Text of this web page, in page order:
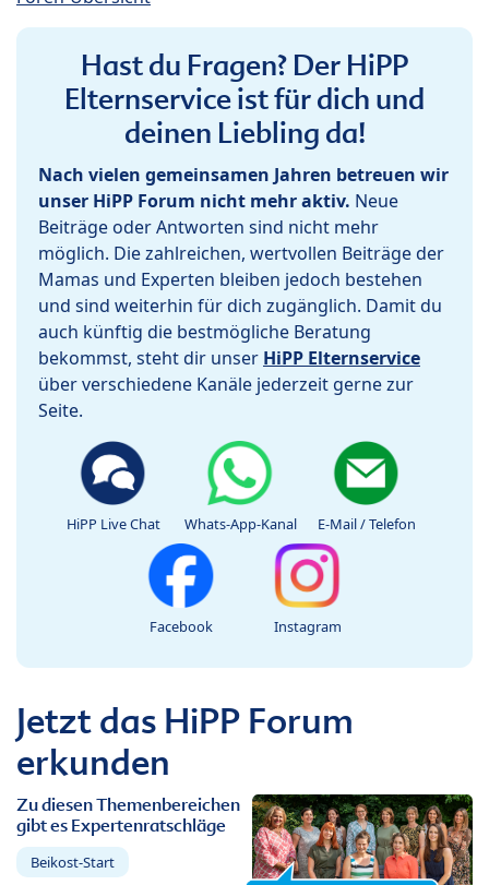
Hast du Fragen? Der HiPP
Elternservice ist für dich und
deinen Liebling da!
Nach vielen gemeinsamen Jahren betreuen wir
unser HiPP Forum nicht mehr aktiv. Neue
Beiträge oder Antworten sind nicht mehr
möglich. Die zahlreichen, wertvollen Beiträge der
Mamas und Experten bleiben jedoch bestehen
und sind weiterhin für dich zugänglich. Damit du
auch künftig die bestmögliche Beratung
bekommst, steht dir unser HiPP Elternservice
über verschiedene Kanäle jederzeit gerne zur
Seite.
HiPP Live Chat Whats-App-Kanal E-Mail / Telefon
Facebook Instagram
Jetzt das HiPP Forum
erkunden
Zu diesen Themenbereichen
gibt es Expertenratschläge
Beikost-Start